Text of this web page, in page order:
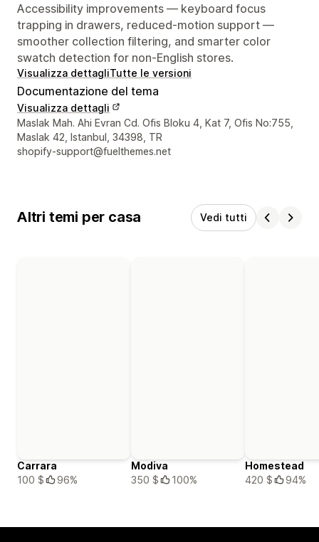
Accessibility improvements — keyboard focus
trapping in drawers, reduced-motion support —
smoother collection filtering, and smarter color
swatch detection for non-English stores.
Visualizza dettagliTutte le versioni
Documentazione del tema
Visualizza dettagli
Recapiti del designer
Maslak Mah. Ahi Evran Cd. Ofis Bloku 4, Kat 7, Ofis No:755,
Maslak 42, Istanbul, 34398, TR
shopify-support@fuelthemes.net
Altri temi per casa Vedi tutti
Carrara
100 $
96%
Modiva
350 $
100%
Homestead
420 $
94%